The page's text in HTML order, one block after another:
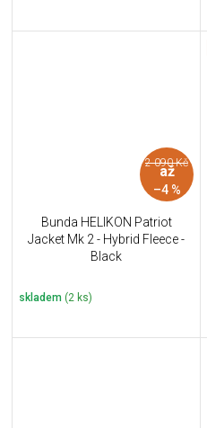
2 090 Kč
až
–4 %
Bunda HELIKON Patriot
Jacket Mk 2 - Hybrid Fleece -
Black
skladem (2 ks)